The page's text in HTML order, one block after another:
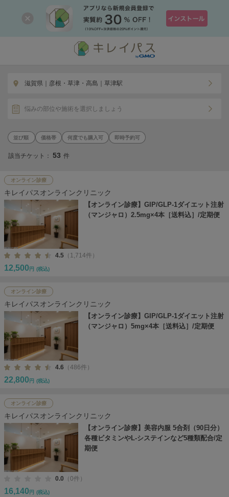
滋賀県｜彦根・草津・高島｜草津駅
悩みの部位や施術を選択しましょう
価格帯 何度でも購入可 即時予約可
該当チケット： 53 件
オンライン診療
キレイパスオンラインクリニック
【オンライン診療】GIP/GLP-1ダイエット注射
（マンジャロ）2.5mg×4本［送料込］/定期便
4.5 （1,714件）
12,500 円 (税込)
オンライン診療
キレイパスオンラインクリニック
【オンライン診療】GIP/GLP-1ダイエット注射
（マンジャロ）5mg×4本［送料込］/定期便
4.6 （486件）
22,800 円 (税込)
オンライン診療
キレイパスオンラインクリニック
【オンライン診療】美容内服 5合剤（90日分）
各種ビタミンやL-システインなど5種類配合/定
期便
0.0 （0件）
16,140 円 (税込)